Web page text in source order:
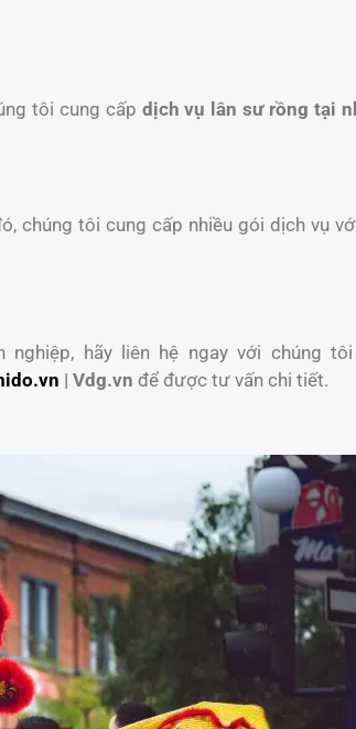
tôi cung cấp dịch vụ lân sư rồng tại
chúng tôi cung cấp nhiều gói dịch vụ
hãy liên hệ ngay với chúng
| Vdg.vn để được tư vấn chi tiết.